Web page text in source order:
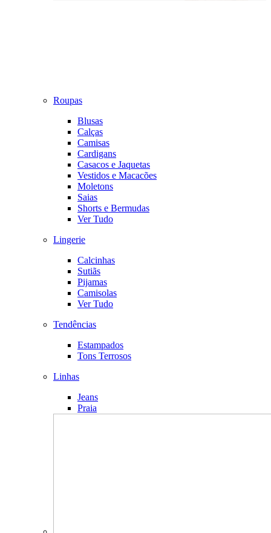
Roupas
Blusas
Calças
Camisas
Cardigans
Casacos e Jaquetas
Vestidos e Macacões
Moletons
Saias
Shorts e Bermudas
Ver Tudo
Lingerie
Calcinhas
Sutiãs
Pijamas
Camisolas
Ver Tudo
Tendências
Estampados
Tons Terrosos
Linhas
Jeans
Praia